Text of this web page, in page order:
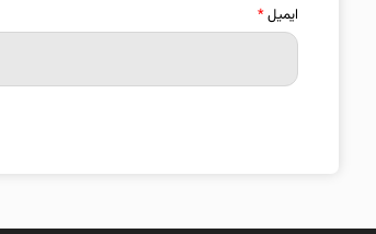
ایمیل*